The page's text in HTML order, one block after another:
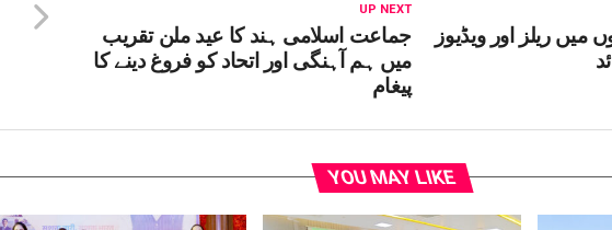
UP NEXT
جماعت اسلامی ہند کا عید ملن تقریب
میں ہم آہنگی اور اتحاد کو فروغ دینے کا
پیغام
ریلز اور ویڈیوز
YOU MAY LIKE